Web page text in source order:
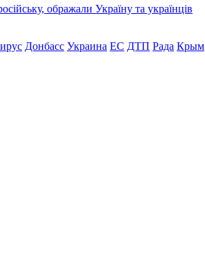
ображали Україну та українців
Донбасс Украина ЕС ДТП Рада Крым